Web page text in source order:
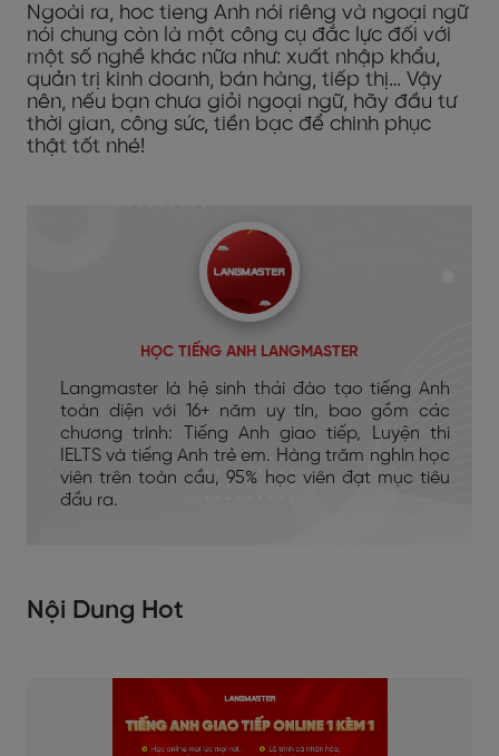
Ngoài ra, hoc tieng Anh nói riêng và ngoại ngữ
nói chung còn là một công cụ đắc lực đối với
một số nghề khác nữa như: xuất nhập khẩu,
quản trị kinh doanh, bán hàng, tiếp thị… Vậy
nên, nếu bạn chưa giỏi ngoại ngữ, hãy đầu tư
thời gian, công sức, tiền bạc để chinh phục
thật tốt nhé!
HỌC TIẾNG ANH LANGMASTER
Langmaster là hệ sinh thái đào tạo tiếng Anh
toàn diện với 16+ năm uy tín, bao gồm các
chương trình: Tiếng Anh giao tiếp, Luyện thi
IELTS và tiếng Anh trẻ em. Hàng trăm nghìn học
viên trên toàn cầu, 95% học viên đạt mục tiêu
đầu ra.
Nội Dung Hot